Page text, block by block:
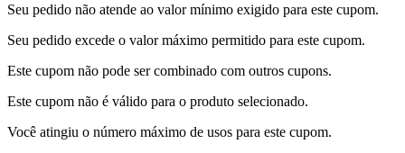
Seu pedido não atende ao valor mínimo exigido para este cupom.
Seu pedido excede o valor máximo permitido para este cupom.
Este cupom não pode ser combinado com outros cupons.
Este cupom não é válido para o produto selecionado.
Você atingiu o número máximo de usos para este cupom.